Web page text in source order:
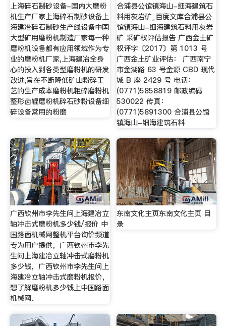
上海碎石制砂设备-国内大磨粉
机生产厂家上海碎石制砂设备上
海建冶碎石制砂生产线设备中国
大型矿用磨粉机制造厂家每一种
磨粉机设备都有应用领域作为专
业的磨粉机厂家,上海建冶全身
心的投入到各类型磨粉机的研发
改进,旨在不断降低矿山粉碎工
艺的生产成本磨粉机粗碎磨粉机
整形齿辊磨粉机碎石砂粉设备细
碎设备常用的粉磨
合浦县公馆镇海山-细海建筑石
料用灰岩矿_百度文库合浦县公
馆镇海山-细海建筑石料用灰岩
矿 采矿权评估报告 广西金土矿
权评字〔2017〕第 1013 号
广西金土矿业评估： 广西南宁
市金湖路 63 号金源 CBD 现代
城 B 座 2429 号 电话：
(0771)5858819 邮政编码
530022 传真：
(0771)5891300 合浦县公馆
镇海山-细海建筑石料
广西钦州市李先生问上海建冶立
轴冲击式磨粉机多少钱/报价 中
国路面机械网整机平台询价频道
专为用户提供，广西钦州市李先
生问上海建冶立轴冲击式磨粉机
多少钱，广西钦州市李先生问上
海建冶立轴冲击式磨粉机报价，
想了解磨粉机多少钱上中国路面
机械网。
东南文化主页东南文化主页 目
录